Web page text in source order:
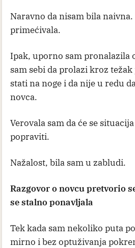
Naravno da nisam bila naivna.
primećivala.
Ipak, uporno sam pronalazila
sam sebi da prolazi kroz
stati na noge i da nije u redu
novca.
Verovala sam da će se
popraviti.
Nažalost, bila sam u zabludi.
Razgovor o novcu pretvorio
se stalno ponavljala
Tek kada sam nekoliko puta
mirno i bez optuživanja